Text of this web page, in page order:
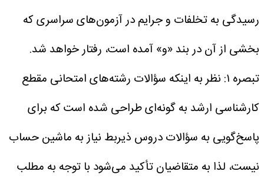
رسیدگی به تخلفات و جرایم در آزمون‌های سراسری که
بخشی از آن در بند «و» آمده است، رفتار خواهد شد.
تبصره ۱: نظر به اینکه سؤالات رشته‌های امتحانی مقطع
کارشناسی ارشد به گونه‌ای طراحی شده است که برای
پاسخ‌گویی به سؤالات دروس ذیربط نیاز به ماشین حساب
نیست، لذا به متقاضیان تأکید می‌شود با توجه به مطلب